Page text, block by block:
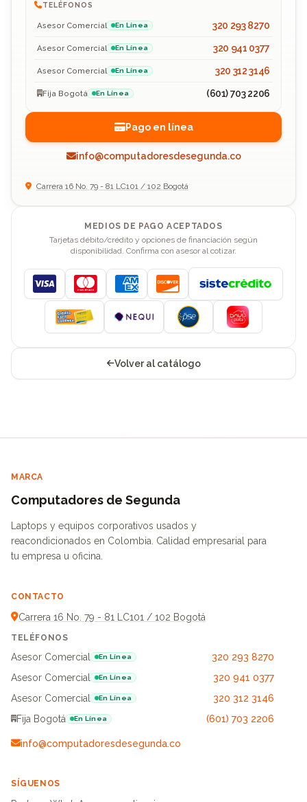
TELÉFONOS
Asesor Comercial En Línea 320 293 8270
Asesor Comercial En Línea 320 941 0377
Asesor Comercial En Línea 320 312 3146
Fija Bogotá En Línea (601) 703 2206
Pago en línea
info@computadoresdesegunda.co
Carrera 16 No. 79 - 81 LC101 / 102 Bogotá
MEDIOS DE PAGO ACEPTADOS
Tarjetas débito/crédito y opciones de financiación según
disponibilidad. Confirma con asesor al cotizar.
Visa MastercardAmerican Express
Discover
Volver al catálogo
MARCA
Computadores de Segunda
Laptops y equipos corporativos usados y
reacondicionados en Colombia. Calidad empresarial para
tu empresa u oficina.
CONTACTO
Carrera 16 No. 79 - 81 LC101 / 102 Bogotá
TELÉFONOS
Asesor Comercial En Línea
320 293 8270
Asesor Comercial
En Línea
320 941 0377
Asesor Comercial
En Línea
320 312 3146
Fija Bogotá
En Línea (601) 703 2206
info@computadoresdesegunda.co
SÍGUENOS